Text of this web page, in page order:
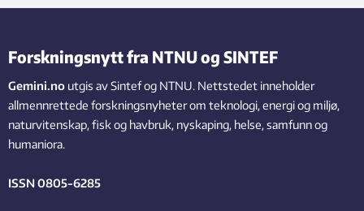
Forskningsnytt fra NTNU og SINTEF
Gemini.no utgis av Sintef og NTNU. Nettstedet inneholder
allmennrettede forskningsnyheter om teknologi, energi og miljø,
naturvitenskap, fisk og havbruk, nyskaping, helse, samfunn og
humaniora.
ISSN 0805-6285